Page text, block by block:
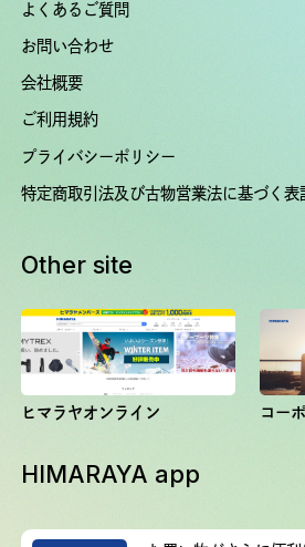
よくあるご質問
お問い合わせ
会社概要
ご利用規約
プライバシーポリシー
特定商取引法及び古物営業法に基づく表
Other site
ヒマラヤオンライン コー
HIMARAYA app